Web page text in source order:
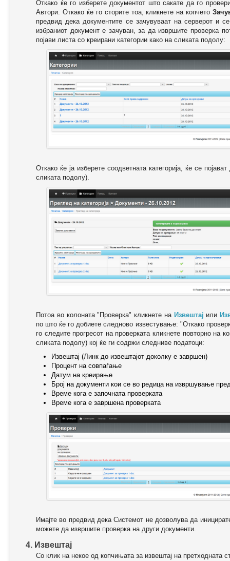
Откако ќе го изберете документот што сакате да го
Автори. Откако ќе го сторите тоа, кликнете на копчето
предвид дека документите се зачувуваат на серверот и
избраниот документ е зачуван, за да извршите проверка
појави листа со креирани категории како на сликата подолу:
Откако ќе ја изберете соодветната категорија, ќе се
сликата подолу).
Потоа во колоната "Проверка" кликнете на Извештај или
по што ќе го добиете следново известување: "Oткако
го следите прогресот на проверката кликнете повторно на
сликата подолу) кој ќе ги содржи следниве податоци:
Извештај (Линк до извештајот доколку е завршен)
Процент на совпаѓање
Датум на креирање
Број на документи кои се во редица на извршување
Време кога е започната проверката
Време кога е завршена проверката
Имајте во предвид дека Системот не дозволува да
можете да извршите проверка на други документи.
4. Извештај
Со клик на некое од копчињата за извештај на претходната